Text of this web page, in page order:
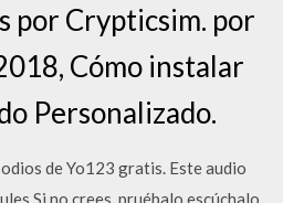
por Crypticsim. por
Cómo instalar
Personalizado.
de Yo123 gratis. Este audio
Si no crees, pruébalo escúchalo